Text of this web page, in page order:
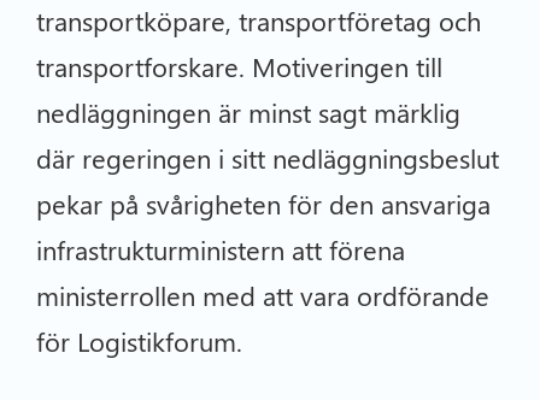
transportköpare, transportföretag och
transportforskare. Motiveringen till
nedläggningen är minst sagt märklig
där regeringen i sitt nedläggningsbeslut
pekar på svårigheten för den ansvariga
infrastrukturministern att förena
ministerrollen med att vara ordförande
för Logistikforum.